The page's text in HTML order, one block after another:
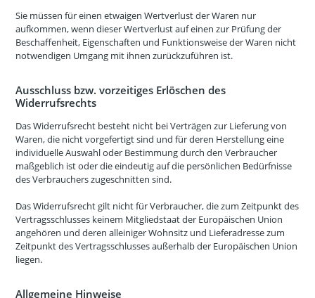
Sie müssen für einen etwaigen Wertverlust der Waren nur
aufkommen, wenn dieser Wertverlust auf einen zur Prüfung der
Beschaffenheit, Eigenschaften und Funktionsweise der Waren nicht
notwendigen Umgang mit ihnen zurückzuführen ist.
Ausschluss bzw. vorzeitiges Erlöschen des
Widerrufsrechts
Das Widerrufsrecht besteht nicht bei Verträgen zur Lieferung von
Waren, die nicht vorgefertigt sind und für deren Herstellung eine
individuelle Auswahl oder Bestimmung durch den Verbraucher
maßgeblich ist oder die eindeutig auf die persönlichen Bedürfnisse
des Verbrauchers zugeschnitten sind.
Das Widerrufsrecht gilt nicht für Verbraucher, die zum Zeitpunkt des
Vertragsschlusses keinem Mitgliedstaat der Europäischen Union
angehören und deren alleiniger Wohnsitz und Lieferadresse zum
Zeitpunkt des Vertragsschlusses außerhalb der Europäischen Union
liegen.
Allgemeine Hinweise